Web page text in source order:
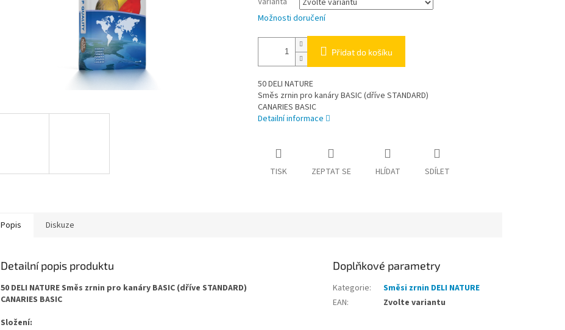
Možnosti doručení
Přidat do košíku
50 DELI NATURE
Směs zrnin pro kanáry BASIC (dříve STANDARD)
CANARIES BASIC
Detailní informace
TISK ZEPTAT SE HLÍDAT SDÍLET
Popis Diskuze
Detailní popis produktu
50 DELI NATURE Směs zrnin pro kanáry BASIC (dříve STANDARD)
CANARIES BASIC
Složení:
Doplňkové parametry
Kategorie:
Směsi zrnin DELI NATURE
EAN: Zvolte variantu